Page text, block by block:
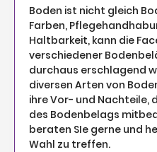
Boden ist nicht gleich
Farben,
Haltbarkeit, kann die
verschiedener
durchaus erschlagend
diversen Arten von
ihre Vor- und Nachteile,
des Bodenbelags
beraten SIe gerne und
Wahl zu treffen.